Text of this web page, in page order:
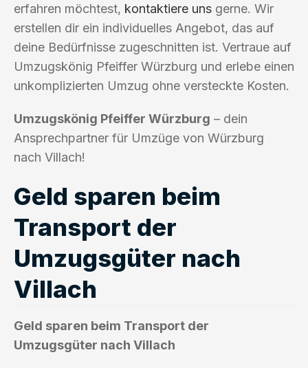
erfahren möchtest, kontaktiere uns gerne. Wir
erstellen dir ein individuelles Angebot, das auf
deine Bedürfnisse zugeschnitten ist. Vertraue auf
Umzugskönig Pfeiffer Würzburg und erlebe einen
unkomplizierten Umzug ohne versteckte Kosten.
Umzugskönig Pfeiffer Würzburg – dein
Ansprechpartner für Umzüge von Würzburg
nach Villach!
Geld sparen beim
Transport der
Umzugsgüter nach
Villach
Geld sparen beim Transport der
Umzugsgüter nach Villach